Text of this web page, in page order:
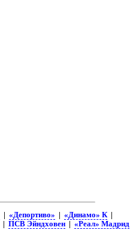
| «Депортиво» | «Динамо» К|
| ПСВ Эйндховен| «Реал» Мадрид